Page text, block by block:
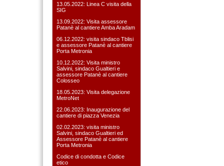
13.05.2022: Linea C visita della
SIG
13.09.2022: Visita assessore
Patanè al cantiere Amba Aradam
06.12.2022: visita sindaco Tblisi
e assessore Patanè al cantiere
Porta Metronia
10.12.2022: Visita ministro
Salvini, sindaco Gualtieri e
assessore Patanè al cantiere
Colosseo
18.05.2023: Visita delegazione
MetroNet
22.06.2023: Inaugurazione del
cantiere di piazza Venezia
02.02.2023: visita ministro
Salvini, sindaco Gualtieri ed
Assessore Patanè al cantiere
Porta Metronia
Codice di condotta e Codice
etico